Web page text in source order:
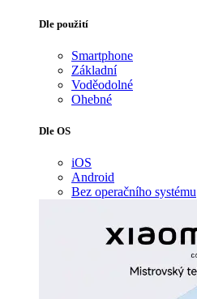
Dle použití
Smartphone
Základní
Voděodolné
Ohebné
Dle OS
iOS
Android
Bez operačního systému